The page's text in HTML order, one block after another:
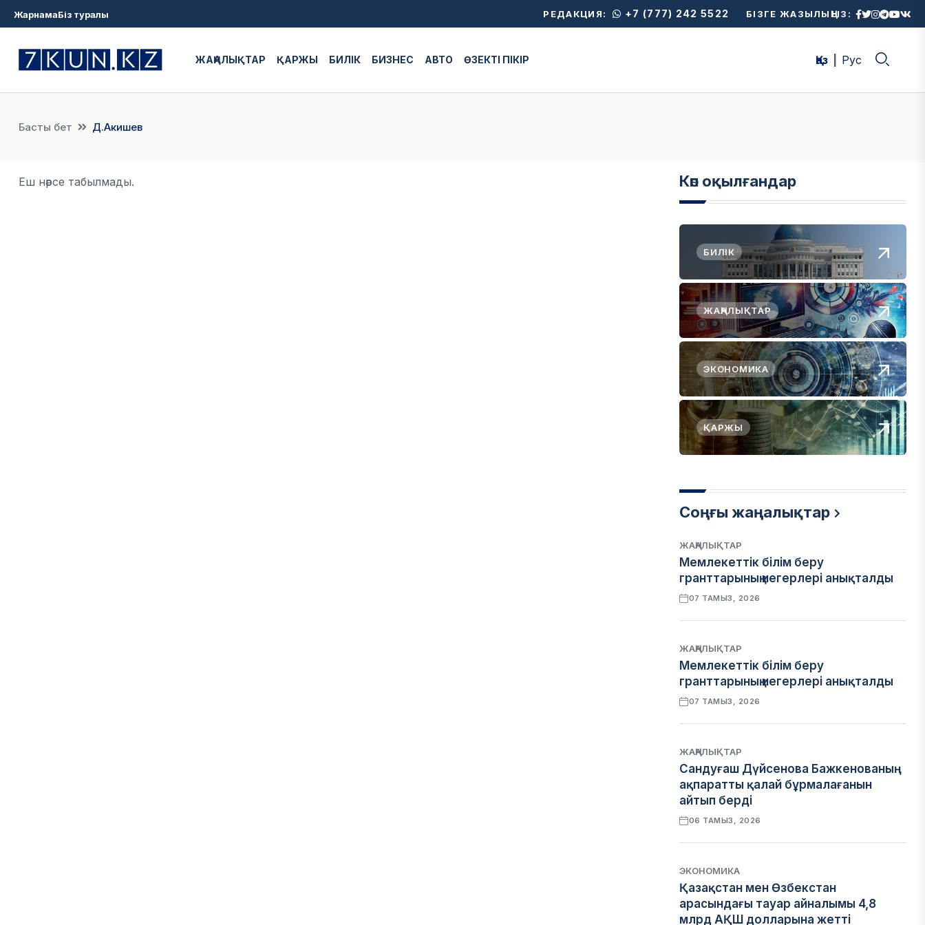
ЖарнамаБіз туралы РЕДАКЦИЯ: +7 (777) 242 5522 БІЗГЕ ЖАЗЫЛЫҢЫЗ:
ЖАҢАЛЫҚТАР ҚАРЖЫ БИЛІК БИЗНЕС АВТО ӨЗЕКТІ ПІКІР Қаз Рус
Басты бет Д.Акишев
Еш нәрсе табылмады. Көп оқылғандар
БИЛІК
ЖАҢАЛЫҚТАР
ЭКОНОМИКА
ҚАРЖЫ
Соңғы жаңалықтар
ЖАҢАЛЫҚТАР
Мемлекеттік білім беру
гранттарының иегерлері анықталды
07 ТАМЫЗ, 2026
ЖАҢАЛЫҚТАР
Мемлекеттік білім беру
гранттарының иегерлері анықталды
07 ТАМЫЗ, 2026
ЖАҢАЛЫҚТАР
Сандуғаш Дүйсенова Бажкенованың
ақпаратты қалай бұрмалағанын
айтып берді
06 ТАМЫЗ, 2026
ЭКОНОМИКА
Қазақстан мен Өзбекстан
арасындағы тауар айналымы 4,8
млрд АҚШ долларына жетті